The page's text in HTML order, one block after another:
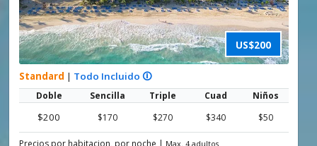
US$200
Standard | Todo Incluido 🛈
Doble Sencilla Triple Cuad Niños
$200 $170 $270 $340 $50
Precios por habitacion, por noche | Max. 4 adultos